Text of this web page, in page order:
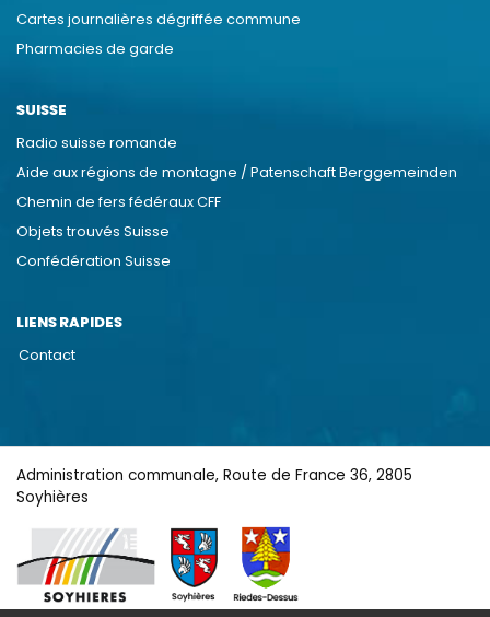
Cartes journalières dégriffée commune
Pharmacies de garde
SUISSE
Radio suisse romande
Aide aux régions de montagne / Patenschaft Berggemeinden
Chemin de fers fédéraux CFF
Objets trouvés Suisse
Confédération Suisse
LIENS RAPIDES
Contact
Administration communale, Route de France 36, 2805
Soyhières